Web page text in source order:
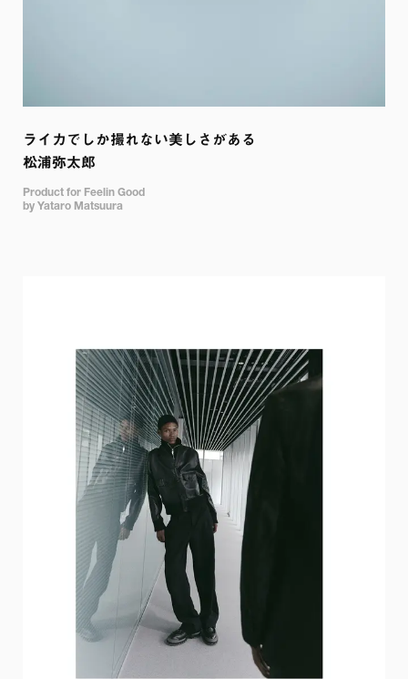
ライカでしか撮れない美しさがある
松浦弥太郎
Product for Feelin Good
by Yataro Matsuura